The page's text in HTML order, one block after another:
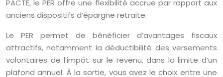
PACTE, le PER offre une flexibilité accrue par rapport aux
anciens dispositifs d’épargne retraite.
Le PER permet de bénéficier d’avantages fiscaux
attractifs, notamment la déductibilité des versements
volontaires de l’impôt sur le revenu, dans la limite d’un
plafond annuel. À la sortie, vous avez le choix entre une